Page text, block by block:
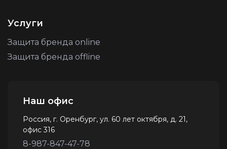
Услуги
Защита бренда online
Защита бренда offline
Наш офис
Россия, г. Оренбург, ул. 60 лет октября, д. 21,
офис 316
8-987-847-47-78